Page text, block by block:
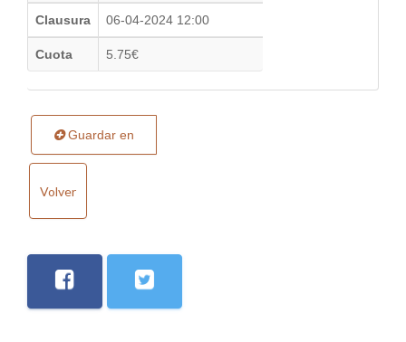
Clausura 06-04-2024 12:00
Cuota 5.75€
Guardar en
Volver